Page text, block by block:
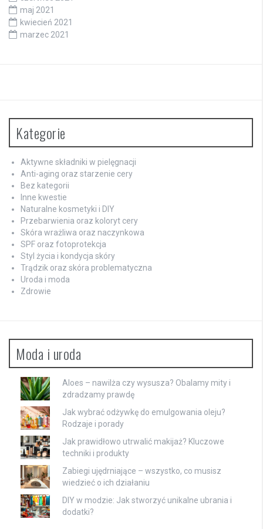
maj 2021
kwiecień 2021
marzec 2021
Kategorie
Aktywne składniki w pielęgnacji
Anti-aging oraz starzenie cery
Bez kategorii
Inne kwestie
Naturalne kosmetyki i DIY
Przebarwienia oraz koloryt cery
Skóra wrażliwa oraz naczynkowa
SPF oraz fotoprotekcja
Styl życia i kondycja skóry
Trądzik oraz skóra problematyczna
Uroda i moda
Zdrowie
Moda i uroda
Aloes – nawilża czy wysusza? Obalamy mity i
zdradzamy prawdę
Jak wybrać odżywkę do emulgowania oleju?
Rodzaje i porady
Jak prawidłowo utrwalić makijaż? Kluczowe
techniki i produkty
Zabiegi ujędrniające – wszystko, co musisz
wiedzieć o ich działaniu
DIY w modzie: Jak stworzyć unikalne ubrania i
dodatki?